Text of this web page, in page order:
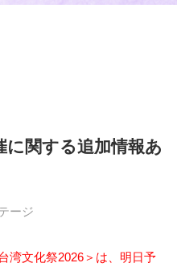
関する追加情報あ
ージ
湾文化祭2026＞は、明日予